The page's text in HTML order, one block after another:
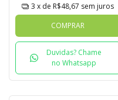
3 x de R$48,67 sem juros
COMPRAR
Duvidas? Chame
no Whatsapp